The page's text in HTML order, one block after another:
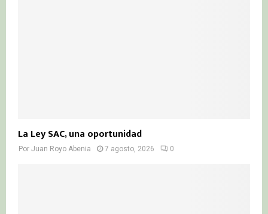
La Ley SAC, una oportunidad
Por Juan Royo Abenia 7 agosto, 2026 0